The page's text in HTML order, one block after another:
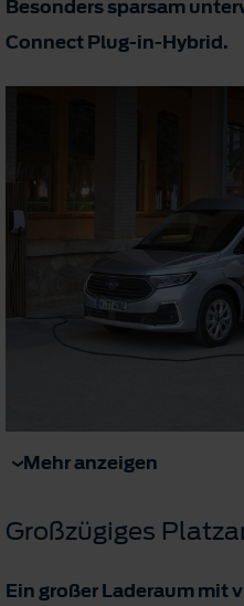
Besonders sparsam
Connect Plug-in-Hybrid.
Mehr anzeigen
Großzügiges
Ein großer Laderaum mit